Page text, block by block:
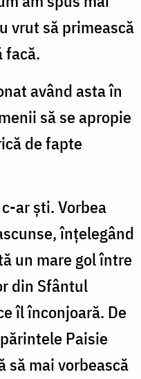
vrut să primească
facă.
având asta în
să se apropie
de fapte
ar ști. Vorbea
înțelegând
un mare gol între
din Sfântul
îl înconjoară. De
Paisie
să mai vorbească